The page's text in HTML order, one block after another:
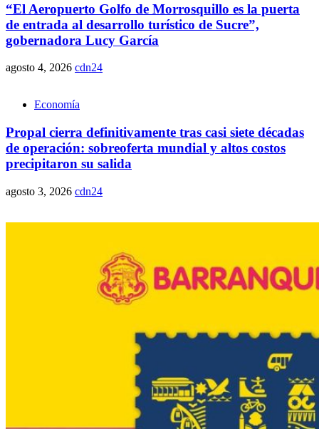
“El Aeropuerto Golfo de Morrosquillo es la puerta
de entrada al desarrollo turístico de Sucre”,
gobernadora Lucy García
agosto 4, 2026 cdn24
Economía
Propal cierra definitivamente tras casi siete décadas
de operación: sobreoferta mundial y altos costos
precipitaron su salida
agosto 3, 2026 cdn24